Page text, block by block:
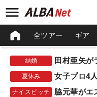
全ツアー ギア
結婚 田村亜矢が
夏休み 女子プロ4
ナイスピッチ 脇元華がエ